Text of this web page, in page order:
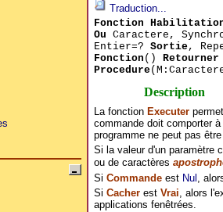
Traduction...
Fonction
Ou Caractere,
Entier=? Sortie,
Fonction () Retourner
Procedure
Description
La fonction Executer
commande doit comporter
programme ne peut pas
Si la valeur d'un paramètre
ou de caractères
Si Commandeest Nul ,
Si Cacherest Vrai , alors
applications fenêtrées.